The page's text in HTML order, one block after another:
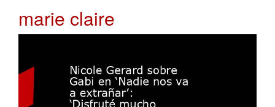
marie claire